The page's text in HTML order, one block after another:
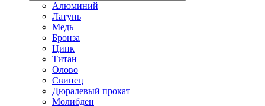
Алюминий
Латунь
Медь
Бронза
Цинк
Титан
Олово
Свинец
Дюралевый прокат
Молибден